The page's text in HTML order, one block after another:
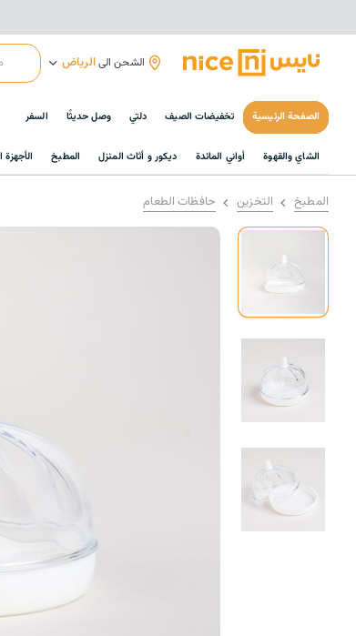
الشحن الىالرياض
الصفحة الرئيسية تخفيضات الصيف دلتي وصل حديثًا السفر
الشاي والقهوة أواني المائدة ديكور و أثاث المنزل المطبخ الأجهزة
المطبخ التخزين حافظات الطعام